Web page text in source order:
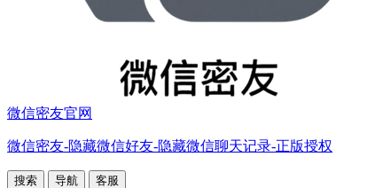
微信密友官网
微信密友-隐藏微信好友-隐藏微信聊天记录-正版授权
搜索 导航 客服